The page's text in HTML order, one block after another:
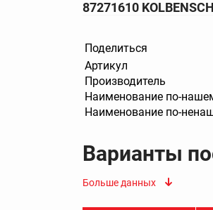
87271610
Поделиться
Артикул
Производитель
Наименование по-
Наименование по-
Варианты
Больше данных